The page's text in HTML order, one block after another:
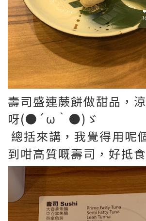
壽司盛連蕨餅做甜品，
呀(●´ω｀●)ゞ
總括來講，我覺得用呢
到咁高質嘅壽司，好抵食